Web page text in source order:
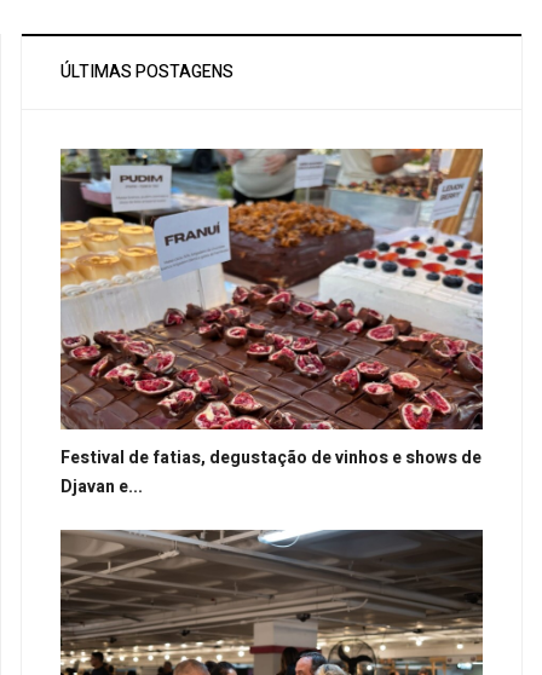
ÚLTIMAS POSTAGENS
Festival de fatias, degustação de vinhos e shows de
Djavan e...